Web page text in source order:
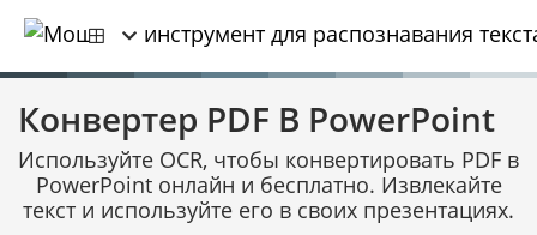
Конвертер PDF В PowerPoint
Используйте OCR, чтобы конвертировать PDF в
PowerPoint онлайн и бесплатно. Извлекайте
текст и используйте его в своих презентациях.